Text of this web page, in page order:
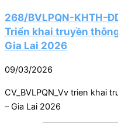
268/BVLPQN-KHTH-
Triển khai truyền
Gia Lai 2026
09/03/2026
CV_BVLPQN_Vv trien khai
– Gia Lai 2026